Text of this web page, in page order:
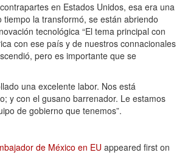
en Estados Unidos, esa era una
la transformó, se están abriendo
tecnológica “El tema principal con
con ese país y de nuestros connacionales
pero es importante que se
una excelente labor. Nos está
y con el gusano barrenador. Le estamos
de gobierno que tenemos”.
de México en EU appeared first on